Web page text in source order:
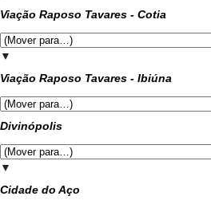
Viação Raposo Tavares - Cotia
▼
Viação Raposo Tavares - Ibiúna
Divinópolis
▼
Cidade do Aço